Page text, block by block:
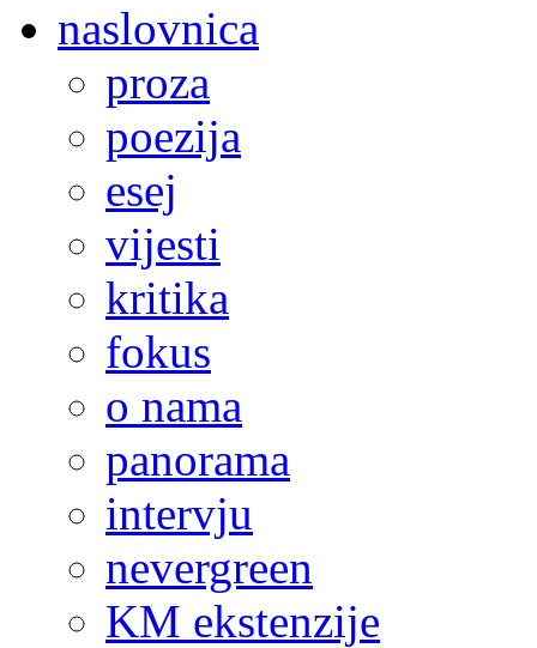
naslovnica
proza
poezija
esej
vijesti
kritika
fokus
o nama
panorama
intervju
nevergreen
KM ekstenzije